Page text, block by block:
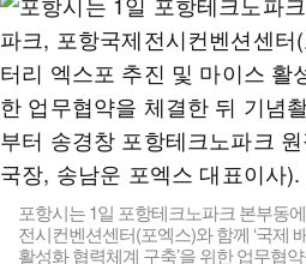
포항시는 1일 포항테크노파크 본부동
전시컨벤션센터(포엑스)와 함께 ‘국제
활성화 협력체계 구축’을 위한 업무협